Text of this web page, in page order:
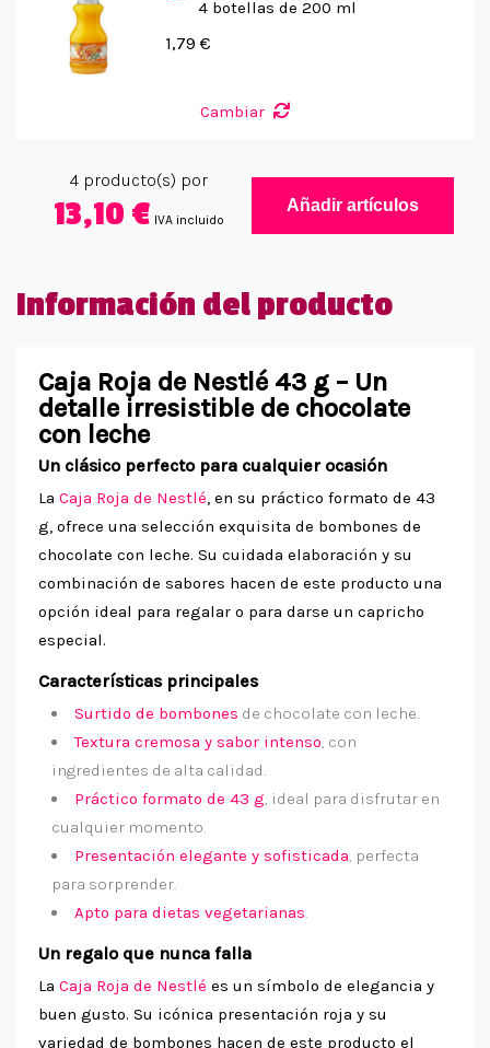
4 botellas de 200 ml
1,79 €
Cambiar
4producto(s) por
13,10 € IVA incluido
Añadir artículos
Información del producto
Caja Roja de Nestlé 43 g – Un
detalle irresistible de chocolate
con leche
Un clásico perfecto para cualquier ocasión
La Caja Roja de Nestlé, en su práctico formato de 43
g, ofrece una selección exquisita de bombones de
chocolate con leche. Su cuidada elaboración y su
combinación de sabores hacen de este producto una
opción ideal para regalar o para darse un capricho
especial.
Características principales
Surtido de bombones de chocolate con leche.
Textura cremosa y sabor intenso, con
ingredientes de alta calidad.
Práctico formato de 43 g, ideal para disfrutar en
cualquier momento.
Presentación elegante y sofisticada, perfecta
para sorprender.
Apto para dietas vegetarianas.
Un regalo que nunca falla
La Caja Roja de Nestlé es un símbolo de elegancia y
buen gusto. Su icónica presentación roja y su
variedad de bombones hacen de este producto el